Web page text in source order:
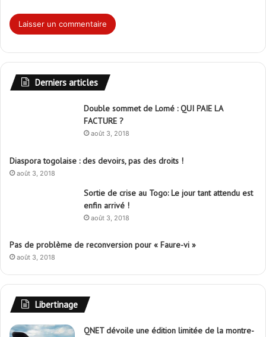
Derniers articles
Double sommet de Lomé : QUI PAIE LA
FACTURE ?
août 3, 2018
Diaspora togolaise : des devoirs, pas des droits !
août 3, 2018
Sortie de crise au Togo: Le jour tant attendu est
enfin arrivé !
août 3, 2018
Pas de problème de reconversion pour « Faure-vi »
août 3, 2018
Libertinage
QNET dévoile une édition limitée de la montre-